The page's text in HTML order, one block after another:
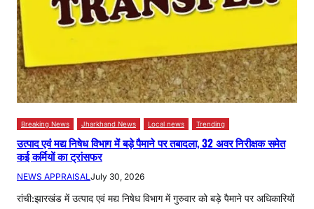
Breaking News Jharkhand News Local news Trending
उत्पाद एवं मद्य निषेध विभाग में बड़े पैमाने पर तबादला, 32 अवर निरीक्षक समेत
कई कर्मियों का ट्रांसफर
NEWS APPRAISALJuly 30, 2026
रांची:झारखंड में उत्पाद एवं मद्य निषेध विभाग में गुरुवार को बड़े पैमाने पर अधिकारियों